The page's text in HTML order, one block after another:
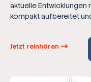
aktuelle Entwicklungen
kompakt aufbereitet
Jetzt reinhören